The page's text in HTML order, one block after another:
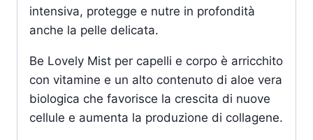
intensiva, protegge e nutre in profondità
anche la pelle delicata.
Be Lovely Mist per capelli e corpo è arricchito
con vitamine e un alto contenuto di aloe vera
biologica che favorisce la crescita di nuove
cellule e aumenta la produzione di collagene.